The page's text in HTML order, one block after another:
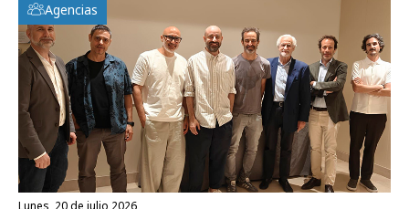
Agencias
lunes, 20 de julio 2026